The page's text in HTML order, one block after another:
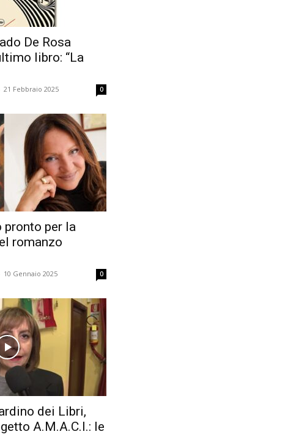
De Rosa
libro: “La
21 Febbraio 2025 0
pronto per la
romanzo
10 Gennaio 2025 0
dei Libri,
A.M.A.C.I.: le